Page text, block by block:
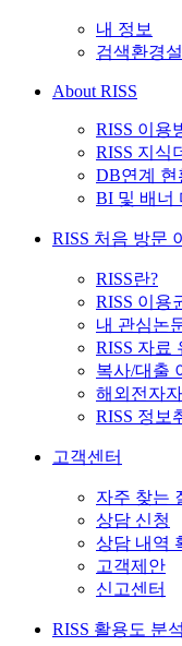
내 정보
검색환경
About RISS
RISS 이용
RISS 지식
DB연계 현
BI 및 배너
RISS 처음 방문
RISS란?
RISS 이용
내 관심논
RISS 자료
복사/대출
해외전자
RISS 정보
고객센터
자주 찾는
상담 신청
상담 내역
고객제안
신고센터
RISS 활용도 분석